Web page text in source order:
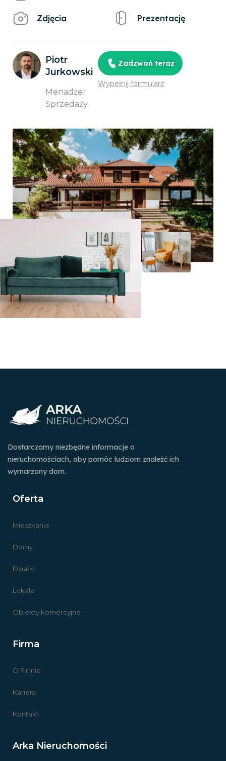
Zdjęcia Prezentację
Piotr
Jurkowski
Menadżer
Sprzedaży
Zadzwoń teraz
Wypełnij formularz
Dostarczamy niezbędne informacje o
nieruchomościach, aby pomóc ludziom znaleźć ich
wymarzony dom.
Oferta
Mieszkania
Domy
Działki
Lokale
Obiekty komercyjne
Firma
O Firmie
Kariera
Kontakt
Arka Nieruchomości